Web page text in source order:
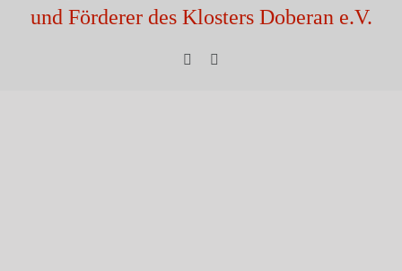
und Förderer des Klosters Doberan e.V.